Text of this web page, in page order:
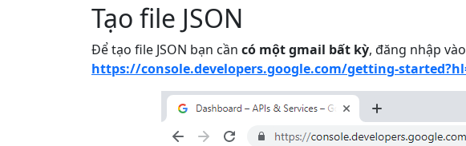
Tạo file JSON
Để tạo file JSON bạn cần có một gmail bất kỳ, đăng nhập
https://console.developers.google.com/getting-